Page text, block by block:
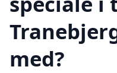
med?